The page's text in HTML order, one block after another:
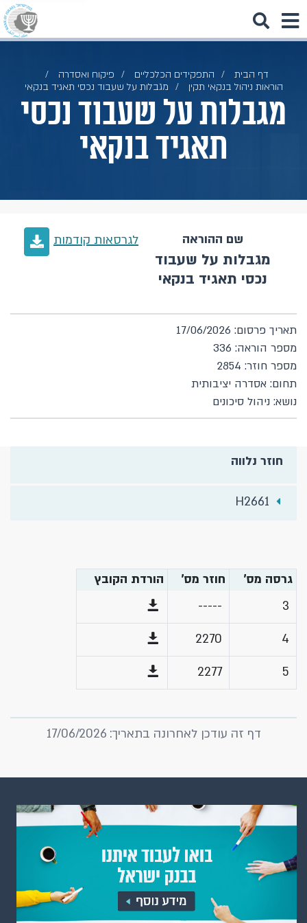
דף הבית התפקידים הכלכליים
פיקוח ואסדרה
הוראות ניהול בנקאי תקין
מגבלות על שעבוד נכסי תאגיד בנקאי
מגבלות על שעבוד נכסי
תאגיד בנקאי
שם ההוראה
מגבלות על שעבוד
נכסי תאגיד בנקאי
לגרסאות קודמות
תאריך פרסום: 17/06/2026
מספר הוראה: 336
מספר חוזר: 2854
תחום: אסדרה יציבותית
נושא: ניהול סיכונים
חוזר נלווה
H2661
גרסה מס' חוזר מס'
הורדת הקובץ
3
-----
4
2270
5
2277
דף זה עודכן לאחרונה בתאריך: 17/06/2026